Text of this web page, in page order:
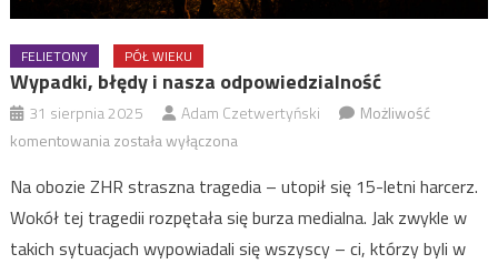
FELIETONY PÓŁ WIEKU
Wypadki, błędy i nasza odpowiedzialność
31 sierpnia 2025 Adam Czetwertyński
Możliwość
komentowaniaWypadki,
i
nasza
odpowiedzialność
została wyłączona
Na obozie ZHR straszna tragedia – utopił się 15-letni harcerz.
Wokół tej tragedii rozpętała się burza medialna. Jak zwykle w
takich sytuacjach wypowiadali się wszyscy – ci, którzy byli w